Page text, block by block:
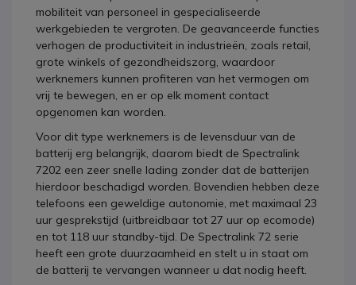
mobiliteit van personeel in gespecialiseerde
werkgebieden te vergroten. De geavanceerde functies
verhogen de productiviteit in industrieën, zoals retail,
grote winkels of gezondheidszorg, waardoor
werknemers kunnen profiteren van het vermogen om
vrij te bewegen, en er op elk moment contact
opgenomen kan worden.
Voor dit type werknemers is de levensduur van de
batterij erg belangrijk, daarom biedt de Spectralink
7202 een zeer snelle lading zonder dat de batterijen
hierdoor beschadigd worden. Bovendien hebben deze
telefoons een geweldige autonomie, met maximaal 23
uur gesprekstijd (uitbreidbaar tot 27 uur op ecomode)
en tot 118 uur standby-tijd. De Spectralink 72 serie
heeft een grote duurzaamheid en stelt u in staat om
de batterij te vervangen wanneer u dat nodig heeft.